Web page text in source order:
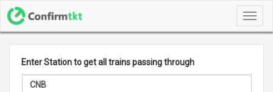
Enter Station to get all trains passing through